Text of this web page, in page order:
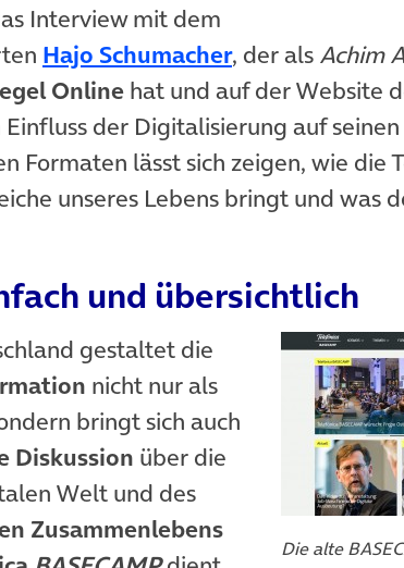
Interview mit dem
Hajo Schumacher(öffnet in
, der als Achim
Online hat und auf der Website
Einfluss der Digitalisierung auf seinen
Formaten lässt sich zeigen, wie die
unseres Lebens bringt und was
und übersichtlich
Die alte
gestaltet die
nicht nur als
bringt sich auch
Diskussion über die
Welt und des
Zusammenlebens